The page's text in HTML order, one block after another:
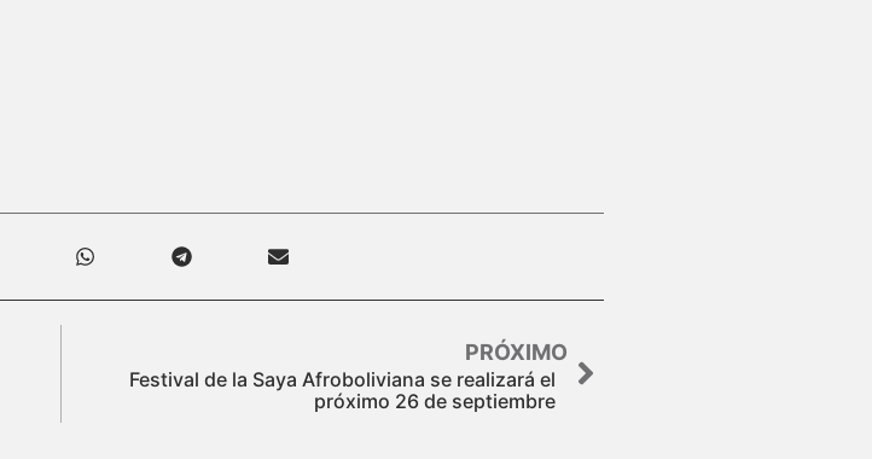
PRÓXIMO
Festival de la Saya Afroboliviana se realizará el
próximo 26 de septiembre